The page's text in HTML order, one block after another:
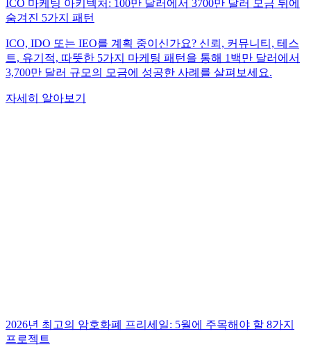
ICO 마케팅 아키텍처: 100만 달러에서 3700만 달러 모금 뒤에
숨겨진 5가지 패턴
ICO, IDO 또는 IEO를 계획 중이신가요? 신뢰, 커뮤니티, 테스
트, 유기적, 따뜻한 5가지 마케팅 패턴을 통해 1백만 달러에서
3,700만 달러 규모의 모금에 성공한 사례를 살펴보세요.
자세히 알아보기
2026년 최고의 암호화폐 프리세일: 5월에 주목해야 할 8가지
프로젝트